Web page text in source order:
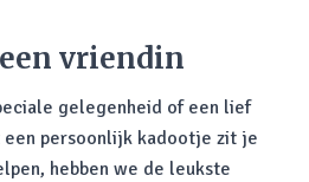
vriendin
gelegenheid of een lief
een persoonlijk kadootje zit je
hebben we de leukste